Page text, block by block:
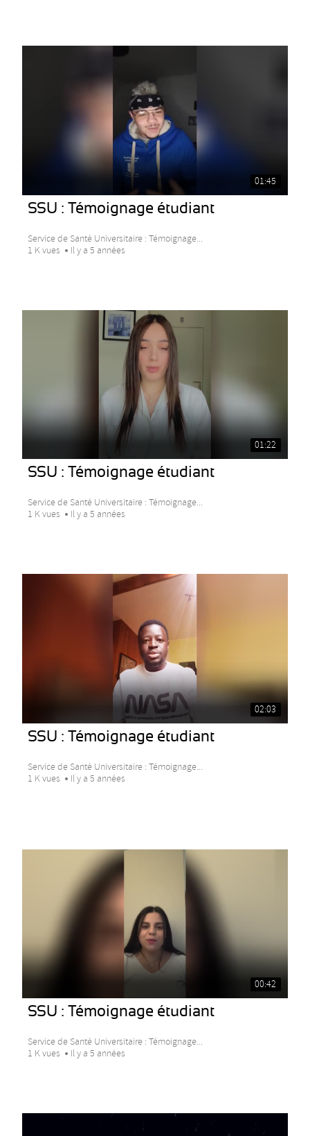
01:45
SSU : Témoignage étudiant
Service de Santé Universitaire : Témoignage...
1 K vues
Il y a 5 années
01:22
SSU : Témoignage étudiant
Service de Santé Universitaire : Témoignage...
1 K vues
Il y a 5 années
02:03
SSU : Témoignage étudiant
Service de Santé Universitaire : Témoignage...
1 K vues
Il y a 5 années
00:42
SSU : Témoignage étudiant
Service de Santé Universitaire : Témoignage...
1 K vues
Il y a 5 années